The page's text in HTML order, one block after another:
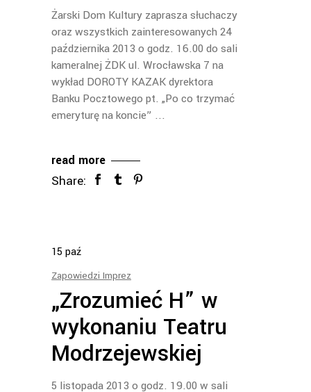
Żarski Dom Kultury zaprasza słuchaczy
oraz wszystkich zainteresowanych 24
października 2013 o godz. 16.00 do sali
kameralnej ŻDK ul. Wrocławska 7 na
wykład DOROTY KAZAK dyrektora
Banku Pocztowego pt. „Po co trzymać
emeryturę na koncie”
read more
Share:
15 paź
Zapowiedzi Imprez
„Zrozumieć H” w
wykonaniu Teatru
Modrzejewskiej
5 listopada 2013 o godz. 19.00 w sali